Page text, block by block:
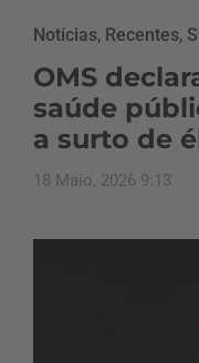
Notícias, Recentes,
OMS
saúde
a surto de
18 Maio, 2026 9:13